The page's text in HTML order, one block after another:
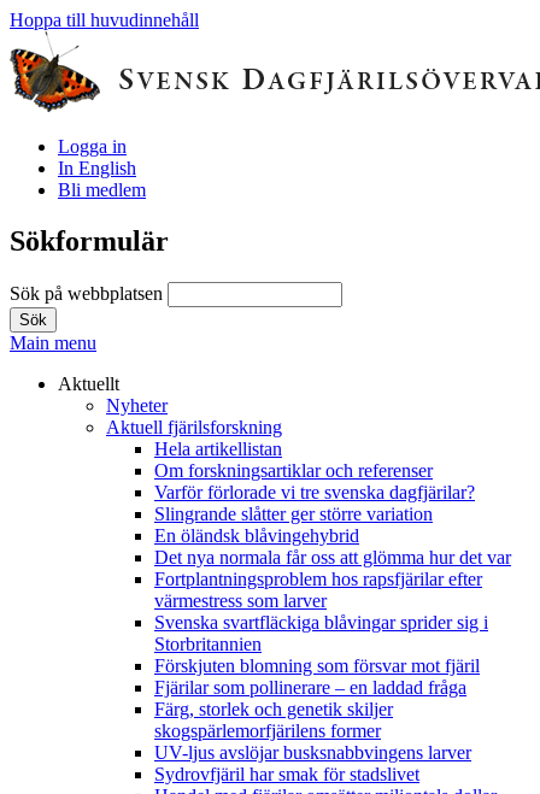
Hoppa till huvudinnehåll
Logga in
In English
Bli medlem
Sökformulär
Sök på webbplatsen
Main menu
Aktuellt
Nyheter
Aktuell fjärilsforskning
Hela artikellistan
Om forskningsartiklar och referenser
Varför förlorade vi tre svenska dagfjärilar?
Slingrande slåtter ger större variation
En öländsk blåvingehybrid
Det nya normala får oss att glömma hur det var
Fortplantningsproblem hos rapsfjärilar efter
värmestress som larver
Svenska svartfläckiga blåvingar sprider sig i
Storbritannien
Förskjuten blomning som försvar mot fjäril
Fjärilar som pollinerare – en laddad fråga
Färg, storlek och genetik skiljer
skogspärlemorfjärilens former
UV-ljus avslöjar busksnabbvingens larver
Sydrovfjäril har smak för stadslivet